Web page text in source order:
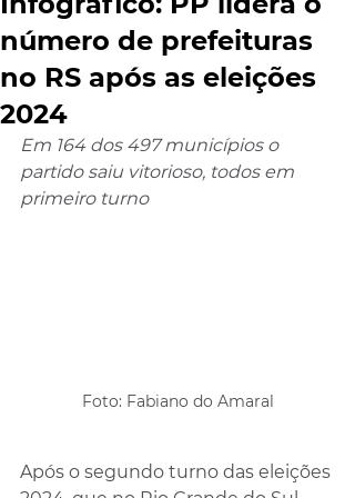
número de prefeituras
no RS após as eleições
2024
Em 164 dos 497 municípios o
partido saiu vitorioso, todos em
primeiro turno
Foto: Fabiano do Amaral
Após o segundo turno das eleições